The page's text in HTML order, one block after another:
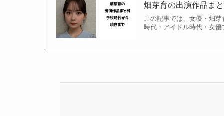
畑芽育の出演作品ま
この記事では、女優・畑
時代・アイドル時代・女